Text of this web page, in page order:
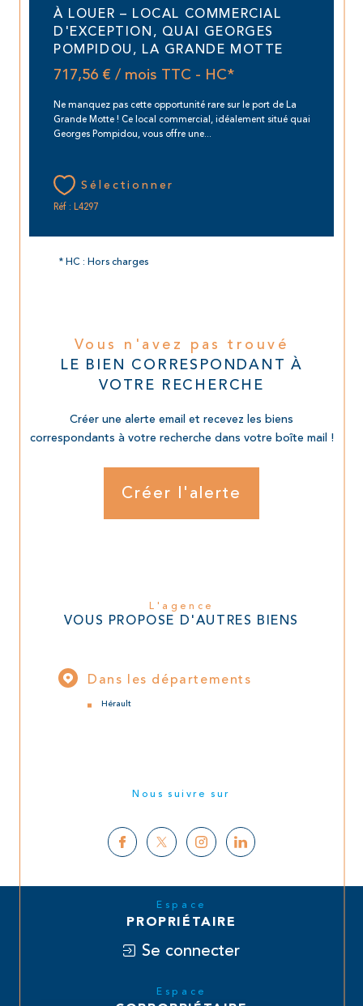
À LOUER – LOCAL COMMERCIAL
D'EXCEPTION, QUAI GEORGES
POMPIDOU, LA GRANDE MOTTE
717,56 € / mois TTC - HC*
Ne manquez pas cette opportunité rare sur le port de La
Grande Motte ! Ce local commercial, idéalement situé quai
Georges Pompidou, vous offre une...
Sélectionner
Réf : L4297
* HC : Hors charges
Vous n'avez pas trouvé
LE BIEN CORRESPONDANT À
VOTRE RECHERCHE
Créer une alerte email et recevez les biens
correspondants à votre recherche dans votre boîte mail !
Créer l'alerte
L'agence
VOUS PROPOSE D'AUTRES BIENS
Dans les départements
Hérault
Nous suivre sur
Espace
PROPRIÉTAIRE
Se connecter
Espace